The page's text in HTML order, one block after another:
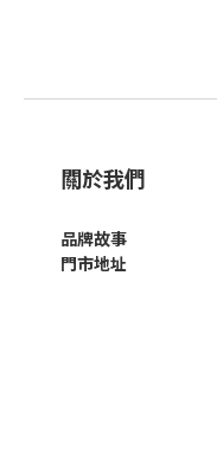
關於我們
品牌故事
門市地址